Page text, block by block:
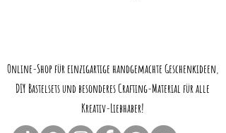
Online-Shop für einzigartige handgemachte Geschenkideen,
DIY Bastelsets und besonderes Crafting-Material für alle
Kreativ-Liebhaber!